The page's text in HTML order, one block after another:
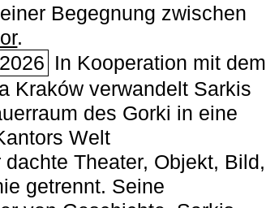
Begegnung zwischen
.
In Kooperation mit dem
Kraków verwandelt Sarkis
des Gorki in eine
Welt
Theater, Objekt, Bild,
getrennt. Seine